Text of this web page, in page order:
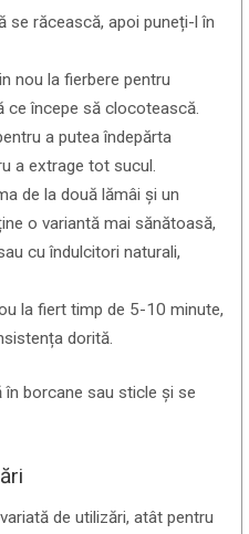
se răcească, apoi puneți-l în
nou la fierbere pentru
ce începe să clocotească.
a putea îndepărta
a extrage tot sucul.
de la două lămâi și un
o variantă mai sănătoasă,
cu îndulcitori naturali,
la fiert timp de 5-10 minute,
dorită.
borcane sau sticle și se
de utilizări, atât pentru